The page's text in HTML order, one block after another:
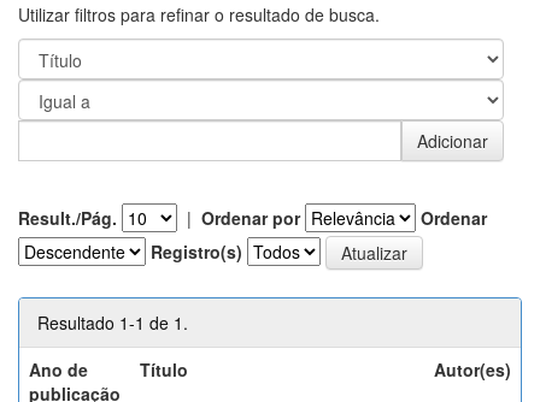
Utilizar filtros para refinar o resultado de busca.
Result./Pág. | Ordenar por
Ordenar
Registro(s)
Resultado 1-1 de 1.
Ano de
publicação
Título Autor(es)